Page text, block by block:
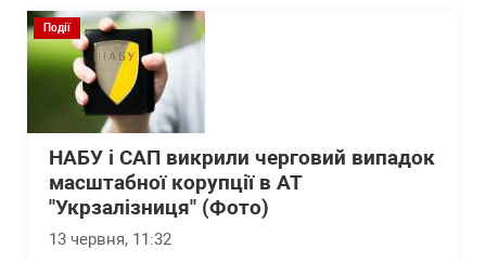
Події
НАБУ і САП викрили черговий випадок
масштабної корупції в АТ
"Укрзалізниця" (Фото)
13 червня, 11:32